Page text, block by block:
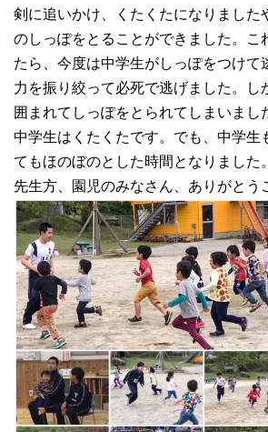
剣に追いかけ、くたくたになりました
のしっぽをとることができました。こ
たら、今度は中学生がしっぽをつけて
力を振り絞って必死で逃げました。し
囲まれてしっぽをとられてしまいまし
中学生はくたくたです。でも、中学生
てもほのぼのとした時間となりました
先生方、園児のみなさん、ありがとう